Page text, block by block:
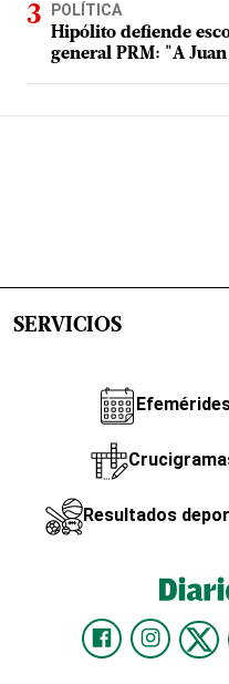
POLÍTICA
Hipólito defiende
general PRM: "A
SERVICIOS
Resultados